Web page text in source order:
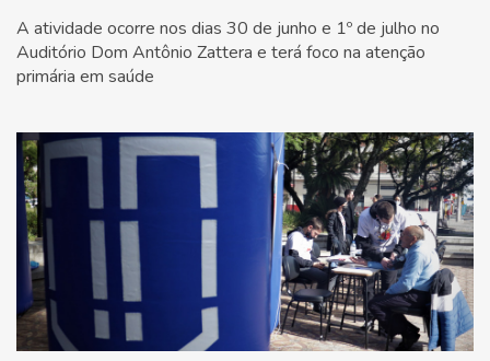
A atividade ocorre nos dias 30 de junho e 1º de julho no
Auditório Dom Antônio Zattera e terá foco na atenção
primária em saúde